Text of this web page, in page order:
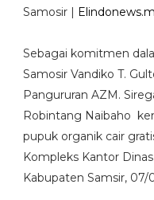
Samosir |
Sebagai komitmen
Samosir Vandiko T.
Pangururan AZM.
Robintang Naibaho
pupuk organik cair
Kompleks Kantor
Kabupaten Samsir, 07/